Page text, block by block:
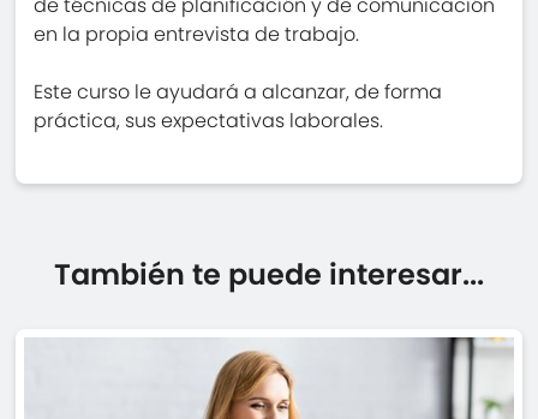
de técnicas de planificación y de comunicación
en la propia entrevista de trabajo.
Este curso le ayudará a alcanzar, de forma
práctica, sus expectativas laborales.
También te puede interesar...